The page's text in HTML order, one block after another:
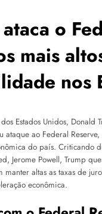
o
mais
nos
Estados Unidos, Donald
ataque ao Federal
do país. Criticando
Jerome Powell, Trump
manter altas as taxas de
econômica.